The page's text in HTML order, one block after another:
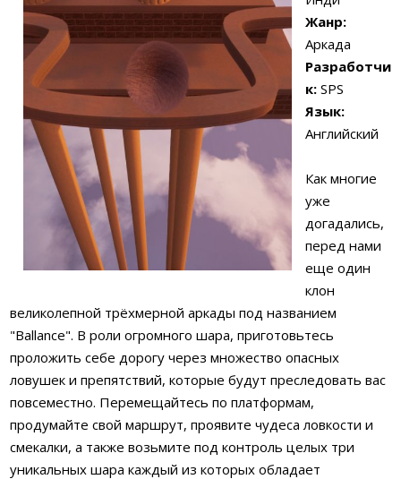
Жанр:
Аркада
Разработчи
к: SPS
Язык:
Английский
Как многие
уже
догадались,
перед нами
еще один
клон
великолепной трёхмерной аркады под названием
"Ballance". В роли огромного шара, приготовьтесь
проложить себе дорогу через множество опасных
ловушек и препятствий, которые будут преследовать вас
повсеместно. Перемещайтесь по платформам,
продумайте свой маршрут, проявите чудеса ловкости и
смекалки, а также возьмите под контроль целых три
уникальных шара каждый из которых обладает